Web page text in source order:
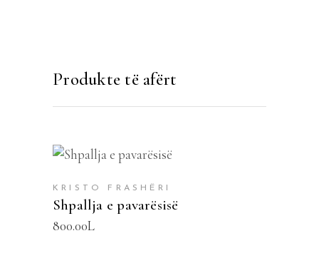
Produkte të afërt
SHTOJE NË SHPORTË
KRISTO FRASHËRI
Shpallja e pavarësisë
800.00L